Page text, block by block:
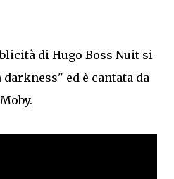
di Hugo Boss Nuit si
ed è cantata da
Moby.